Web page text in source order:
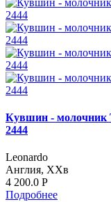
Кувшин - молочник
2444
Leonardo
Англия, ХХв
4 200.0 Р
Подробнее